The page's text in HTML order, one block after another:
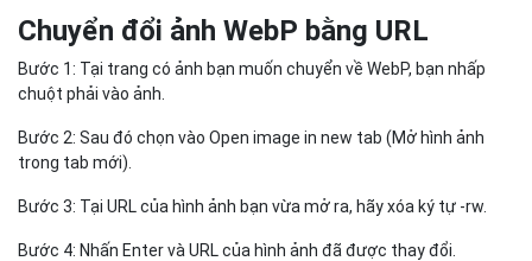
Chuyển đổi ảnh WebP bằng URL
Bước 1: Tại trang có ảnh bạn muốn chuyển về WebP, bạn nhấp
chuột phải vào ảnh.
Bước 2: Sau đó chọn vào Open image in new tab (Mở hình ảnh
trong tab mới).
Bước 3: Tại URL của hình ảnh bạn vừa mở ra, hãy xóa ký tự -rw.
Bước 4: Nhấn Enter và URL của hình ảnh đã được thay đổi.